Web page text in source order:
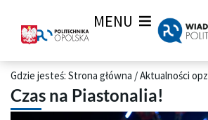
MENU
Gdzie jesteś: Strona główna /Aktualności opz
Czas na Piastonalia!